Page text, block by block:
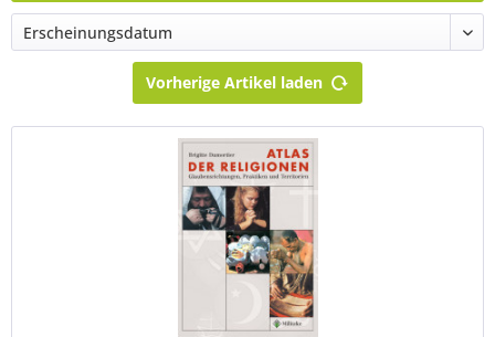
Vorherige Artikel laden